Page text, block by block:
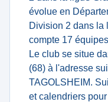
évolue en
Division 2 dans la
compte 17
Le club se situe
(68) à l'adresse
TAGOLSHEIM.
et calendriers